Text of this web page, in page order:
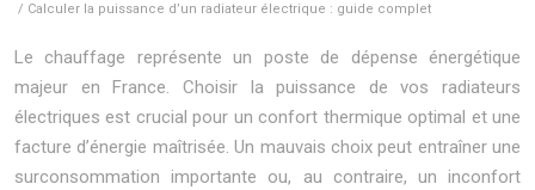
/ Calculer la puissance d’un radiateur électrique : guide complet
Le chauffage représente un poste de dépense énergétique
majeur en France. Choisir la puissance de vos radiateurs
électriques est crucial pour un confort thermique optimal et une
facture d’énergie maîtrisée. Un mauvais choix peut entraîner une
surconsommation importante ou, au contraire, un inconfort